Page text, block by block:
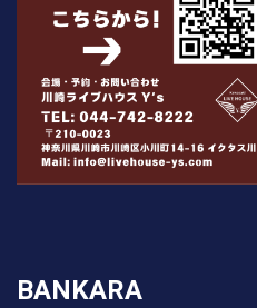
BANKARA